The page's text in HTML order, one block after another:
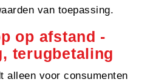
van toepassing.
op afstand -
terugbetaling
alleen voor consumenten